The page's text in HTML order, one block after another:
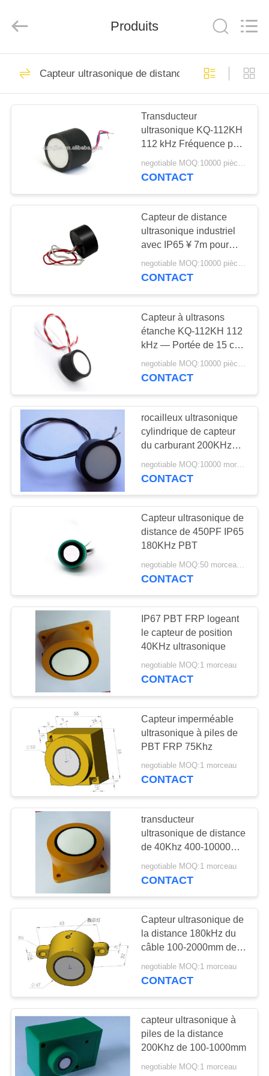
MAISON
PRODUITS
SUJET
NOUS
D'USINE
CONTRÔLE
DE
QUALITÉ
CONTACTEZ-
NOUS
DEMANDEZ
UNE
CITATION
PLAN
POLICY
Co.,
Reserved.
Transducteur
ultrasonique de PZT
Transducteur
ultrasonique
médical
41
transducteur de
nettoyage
ultrasonique
Capteur de niveau
ultrasonique
28
Poudre de PZT
Anneau piézo-
électrique
27
Disque
piézoélectrique
21
Tube
piézoélectrique
23
Produits
Capteur ultrasonique de distance
Transducteur
ultrasonique KQ-112KH
112 kHz Fréquence pour
l'automatisation et la
robotique
negotiable MOQ:10000 pièces (100 lots)
CONTACT
Capteur de distance
ultrasonique industriel
avec IP65 ¥ 7m pour
mesurer le niveau
negotiable MOQ:10000 pièces (100 lots)
CONTACT
Capteur à ultrasons
étanche KQ-112KH 112
kHz — Portée de 15 cm
à 7 m
negotiable MOQ:10000 pièces (100 lots)
CONTACT
rocailleux ultrasonique
cylindrique de capteur
du carburant 200KHz
scellé
CONTACT
Capteur ultrasonique de
distance de 450PF IP65
180KHz PBT
negotiable MOQ:50 morceaux/morceaux
CONTACT
IP67 PBT FRP logeant
le capteur de position
40KHz ultrasonique
negotiable MOQ:1 morceau
CONTACT
Capteur imperméable
ultrasonique à piles de
PBT FRP 75Khz
negotiable MOQ:1 morceau
CONTACT
transducteur
ultrasonique de distance
de 40Khz 400-10000mm
PBT FRP
negotiable MOQ:1 morceau
CONTACT
Capteur ultrasonique de
la distance 180kHz du
câble 100-2000mm de
PVC
negotiable MOQ:1 morceau
CONTACT
capteur ultrasonique à
piles de la distance
200Khz de 100-1000mm
negotiable MOQ:1 morceau